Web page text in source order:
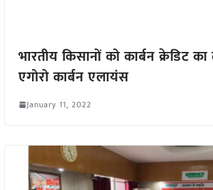
भारतीय किसानों को कार्बन क्रेडिट
एगोरो कार्बन एलायंस
January 11, 2022